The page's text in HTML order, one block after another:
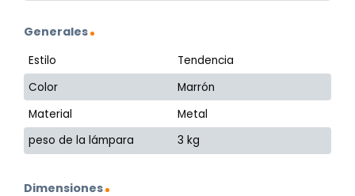
Generales
Estilo
Tendencia
Color
Marrón
Material
Metal
peso de la lámpara
3 kg
Dimensiones